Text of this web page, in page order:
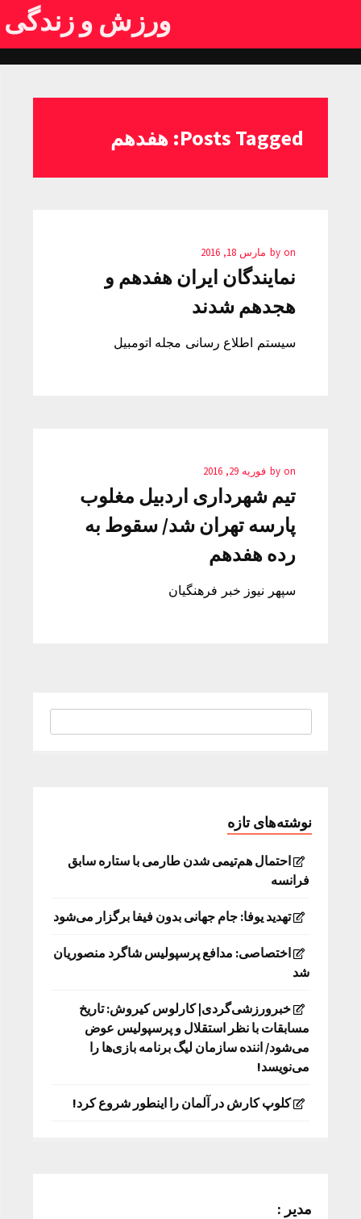
ورزش و زندگی
Posts Tagged: هفدهم
by on مارس 18, 2016
نمایندگان ایران هفدهم و
هجدهم شدند
سیستم اطلاع رسانی مجله اتومبیل
by on فوریه 29, 2016
تیم شهرداری اردبیل مغلوب
پارسه تهران شد/ سقوط به
رده هفدهم
سپهر نیوز خبر فرهنگیان
نوشته‌های تازه
احتمال هم‌تیمی شدن طارمی با ستاره سابق
فرانسه
تهدید یوفا: جام جهانی بدون فیفا برگزار می‌شود
اختصاصی: مدافع پرسپولیس شاگرد منصوریان
شد
خبرورزشی‌گردی| کارلوس کیروش: تاریخ
مسابقات با نظر استقلال و پرسپولیس عوض
می‌شود/ اننده سازمان لیگ برنامه بازی‌ها را
می‌نویسد!
کلوپ کارش در آلمان را اینطور شروع کرد!
مدیر :